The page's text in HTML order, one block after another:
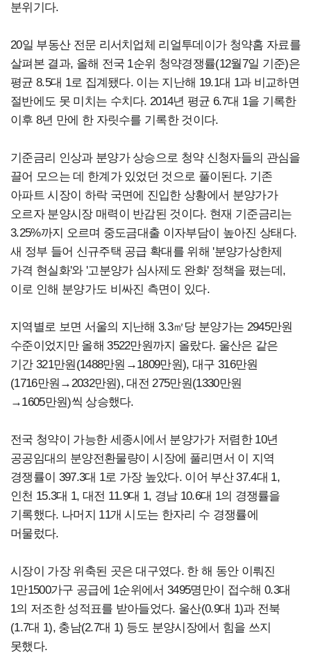
분위기다.
20일 부동산 전문 리서치업체 리얼투데이가 청약홈 자료를
살펴본 결과, 올해 전국 1순위 청약경쟁률(12월7일 기준)은
평균 8.5대 1로 집계됐다. 이는 지난해 19.1대 1과 비교하면
절반에도 못 미치는 수치다. 2014년 평균 6.7대 1을 기록한
이후 8년 만에 한 자릿수를 기록한 것이다.
기준금리 인상과 분양가 상승으로 청약 신청자들의 관심을
끌어 모으는 데 한계가 있었던 것으로 풀이된다. 기존
아파트 시장이 하락 국면에 진입한 상황에서 분양가가
오르자 분양시장 매력이 반감된 것이다. 현재 기준금리는
3.25%까지 오르며 중도금대출 이자부담이 높아진 상태다.
새 정부 들어 신규주택 공급 확대를 위해 '분양가상한제
가격 현실화'와 '고분양가 심사제도 완화' 정책을 폈는데,
이로 인해 분양가도 비싸진 측면이 있다.
지역별로 보면 서울의 지난해 3.3㎡당 분양가는 2945만원
수준이었지만 올해 3522만원까지 올랐다. 울산은 같은
기간 321만원(1488만원→1809만원), 대구 316만원
(1716만원→2032만원), 대전 275만원(1330만원
→1605만원)씩 상승했다.
전국 청약이 가능한 세종시에서 분양가가 저렴한 10년
공공임대의 분양전환물량이 시장에 풀리면서 이 지역
경쟁률이 397.3대 1로 가장 높았다. 이어 부산 37.4대 1,
인천 15.3대 1, 대전 11.9대 1, 경남 10.6대 1의 경쟁률을
기록했다. 나머지 11개 시도는 한자리 수 경쟁률에
머물렀다.
시장이 가장 위축된 곳은 대구였다. 한 해 동안 이뤄진
1만1500가구 공급에 1순위에서 3495명만이 접수해 0.3대
1의 저조한 성적표를 받아들었다. 울산(0.9대 1)과 전북
(1.7대 1), 충남(2.7대 1) 등도 분양시장에서 힘을 쓰지
못했다.